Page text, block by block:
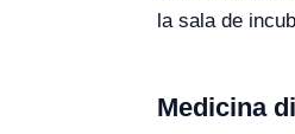
la sala de
Medicina